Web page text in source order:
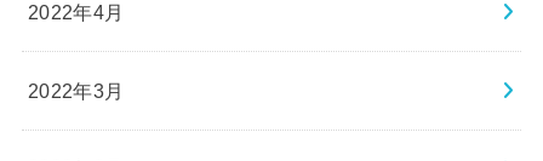
2022年4月
2022年3月